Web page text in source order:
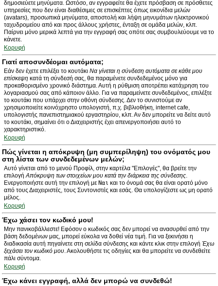
δημοσιεύετε μηνύματα. Ωστόσο, αν εγγραφείτε θα έχετε πρόσβαση σε πρόσθετες
υπηρεσίες που δεν είναι διαθέσιμες σε επισκέπτες όπως εικονίδια μελών
(avatars), προσωπικά μηνύματα, αποστολή και λήψη μηνυμάτων ηλεκτρονικού
ταχυδρομείου από και προς άλλους χρήστες, ένταξη σε ομάδα μελών, κλπ.
Παίρνει μόνο μερικά λεπτά για την εγγραφή σας οπότε σας συμβουλεύουμε να το
κάνετε.
Κορυφή
Γιατί αποσυνδέομαι αυτόματα;
Εάν δεν έχετε επιλέξει το κουτάκι Να γίνεται η σύνδεση αυτόματα σε κάθε μου
επίσκεψη κατά τη σύνδεσή σας, θα παραμένετε συνδεδεμένος μόνο για
προκαθορισμένο χρονικό διάστημα. Αυτή η ρύθμιση αποτρέπει κατάχρηση του
λογαριασμού σας από κάποιον άλλο. Για να παραμείνετε συνδεδεμένος, επιλέξτε
το κουτάκι που υπάρχει στην οθόνη σύνδεσης. Δεν το συνιστούμε αν
χρησιμοποιείτε κοινόχρηστο υπολογιστή, π.χ. βιβλιοθήκη, internet cafe,
υπολογιστής πανεπιστημιακού εργαστηρίου, κλπ. Αν δεν μπορείτε να δείτε αυτό
το κουτάκι, σημαίνει ότι ο Διαχειριστής έχει απενεργοποιήσει αυτό το
χαρακτηριστικό.
Κορυφή
Πώς γίνεται η απόκρυψη (μη συμπερίληψη) του ονόματός μου
στη λίστα των συνδεδεμένων μελών;
Αυτό γίνεται από το μενού Προφίλ, στην καρτέλα "Επιλογές", θα βρείτε την
επιλογήΑπόκρυψη των στοιχείων μου κατά την διάρκεια της σύνδεσης.
Ενεργοποιήστε αυτή την επιλογή με Ναι και το όνομά σας θα είναι ορατό μόνο
από τους Διαχειριστές, τους Συντονιστές και εσάς. Θα υπολογίζεστε ως μη ορατό
μέλος.
Κορυφή
Έχω χάσει τον κωδικό μου!
Μην πανικοβάλλεστε! Εφόσον ο κωδικός σας δεν μπορεί να ανασυρθεί από την
βάση δεδομένων μας, μπορεί εύκολα να δοθεί νέα τιμή. Για να ξεκινήσει η
διαδικασία αυτή πηγαίνετε στη σελίδα σύνδεσης και κάντε κλικ στην επιλογή Έχω
ξεχάσει τον κωδικό μου. Ακολουθήστε τις οδηγίες και θα μπορείτε να συνδεθείτε
πάλι σύντομα.
Κορυφή
Έχω κάνει εγγραφή, αλλά δεν μπορώ να συνδεθώ!